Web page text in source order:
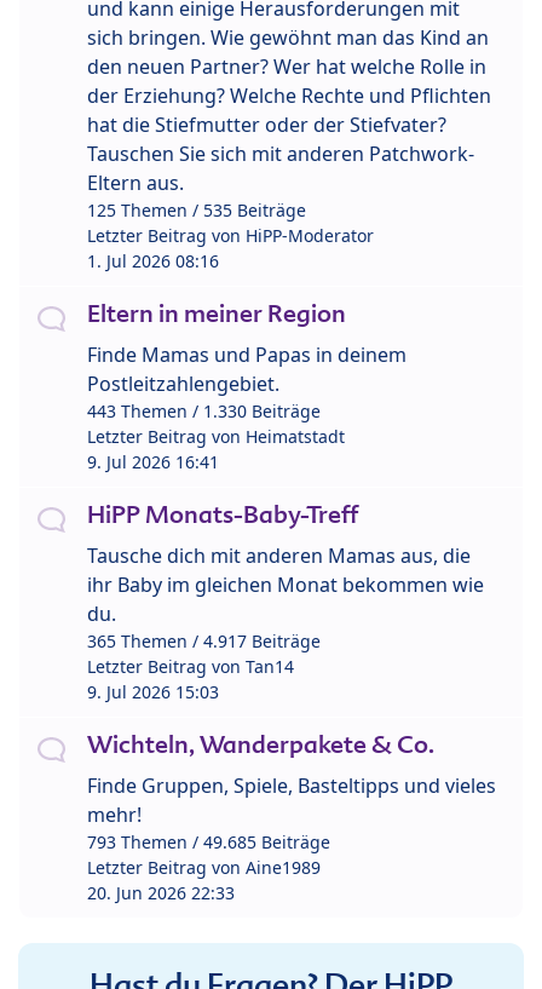
und kann einige Herausforderungen mit
sich bringen. Wie gewöhnt man das Kind an
den neuen Partner? Wer hat welche Rolle in
der Erziehung? Welche Rechte und Pflichten
hat die Stiefmutter oder der Stiefvater?
Tauschen Sie sich mit anderen Patchwork-
Eltern aus.
125 Themen / 535 Beiträge
Letzter Beitrag von HiPP-Moderator
1. Jul 2026 08:16
Eltern in meiner Region
Finde Mamas und Papas in deinem
Postleitzahlengebiet.
443 Themen / 1.330 Beiträge
Letzter Beitrag von Heimatstadt
9. Jul 2026 16:41
HiPP Monats-Baby-Treff
Tausche dich mit anderen Mamas aus, die
ihr Baby im gleichen Monat bekommen wie
du.
365 Themen / 4.917 Beiträge
Letzter Beitrag von Tan14
9. Jul 2026 15:03
Wichteln, Wanderpakete & Co.
Finde Gruppen, Spiele, Basteltipps und vieles
mehr!
793 Themen / 49.685 Beiträge
Letzter Beitrag von Aine1989
20. Jun 2026 22:33